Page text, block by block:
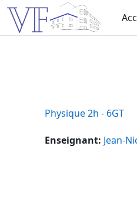
Passer au contenu principal
Physique 2h - 6GT
Enseignant: Jean-